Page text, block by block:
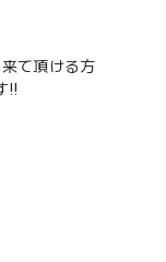
て頂ける方
‼️